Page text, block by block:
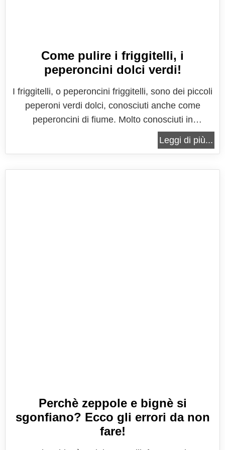
Come pulire i friggitelli, i
peperoncini dolci verdi!
I friggitelli, o peperoncini friggitelli, sono dei piccoli
peperoni verdi dolci, conosciuti anche come
peperoncini di fiume. Molto conosciuti in
Campania, in alcune zone della regione sono detti
anche “friarielli”, anche se nel capoluogo
Leggi di più...
Perchè zeppole e bignè si
sgonfiano? Ecco gli errori da non
fare!